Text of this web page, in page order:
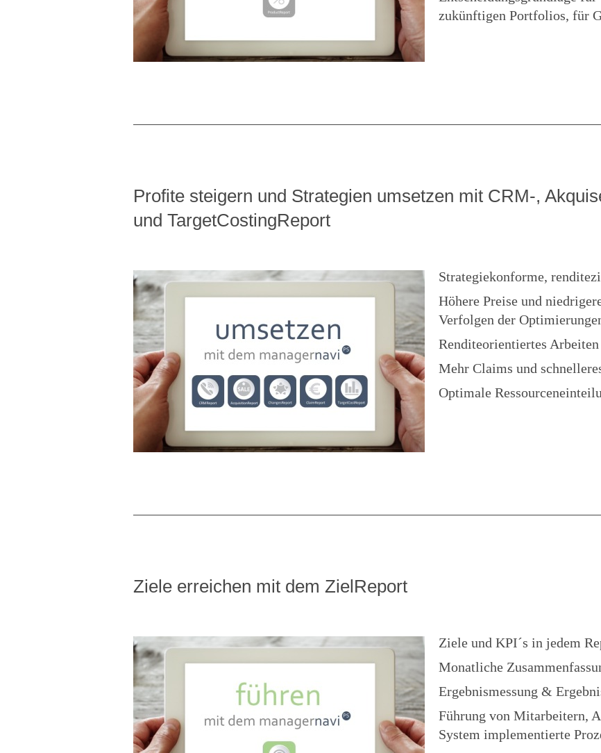
zukünftigen Portfolios, für
Profite steigern und Strategien umsetzen mit CRM-,
und TargetCostingReport
Strategiekonforme,
Höhere Preise und
Verfolgen der
Renditeorientiertes
Mehr Claims und
Optimale
Ziele erreichen mit dem ZielReport
Ziele und KPI´s in jedem
Monatliche
Ergebnismessung &
Führung von Mitarbeitern,
System implementierte